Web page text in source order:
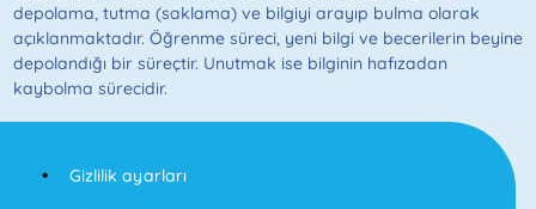
depolama, tutma (saklama) ve bilgiyi arayıp bulma olarak
açıklanmaktadır. Öğrenme süreci, yeni bilgi ve becerilerin beyine
depolandığı bir süreçtir. Unutmak ise bilginin hafızadan
kaybolma sürecidir.
Gizlilik ayarları